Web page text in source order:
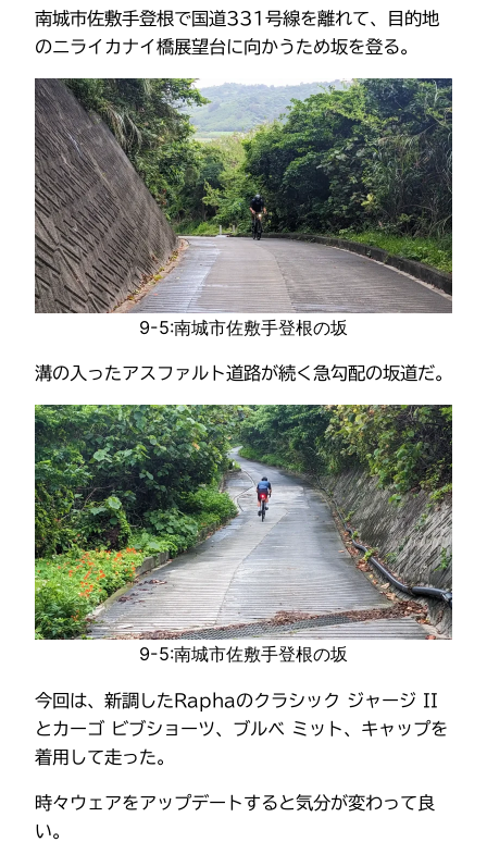
南城市佐敷手登根で国道331号線を離れて、目的地
のニライカナイ橋展望台に向かうため坂を登る。
9-5:南城市佐敷手登根の坂
溝の入ったアスファルト道路が続く急勾配の坂道だ。
9-5:南城市佐敷手登根の坂
今回は、新調したRaphaのクラシック ジャージ II
とカーゴ ビブショーツ、ブルベ ミット、キャップを
着用して走った。
時々ウェアをアップデートすると気分が変わって良
い。